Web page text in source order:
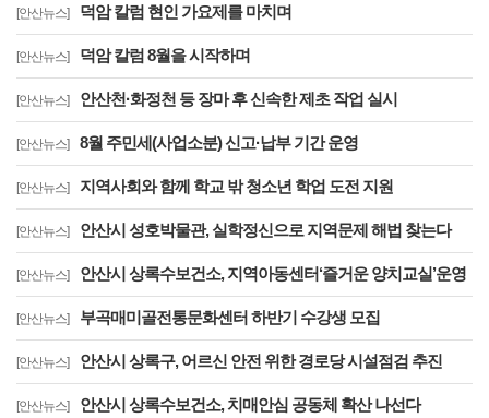
[안산뉴스] 덕암 칼럼 현인 가요제를 마치며
[안산뉴스] 덕암 칼럼 8월을 시작하며
[안산뉴스] 안산천·화정천 등 장마 후 신속한 제초 작업 실시
[안산뉴스] 8월 주민세(사업소분) 신고·납부 기간 운영
[안산뉴스] 지역사회와 함께 학교 밖 청소년 학업 도전 지원
[안산뉴스] 안산시 성호박물관, 실학정신으로 지역문제 해법 찾는다
[안산뉴스] 안산시 상록수보건소, 지역아동센터‘즐거운 양치교실’운영
[안산뉴스] 부곡매미골전통문화센터 하반기 수강생 모집
[안산뉴스] 안산시 상록구, 어르신 안전 위한 경로당 시설점검 추진
[안산뉴스] 안산시 상록수보건소, 치매안심 공동체 확산 나선다